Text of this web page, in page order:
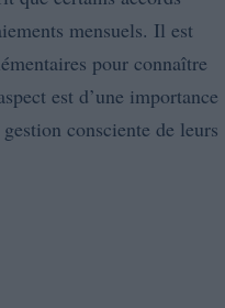
mensuels. Il est
pour connaître
est d’une importance
consciente de leurs